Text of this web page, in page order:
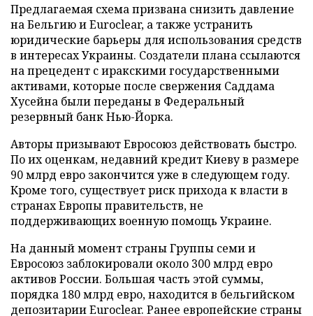
Предлагаемая схема призвана снизить давление
на Бельгию и Euroclear, а также устранить
юридические барьеры для использования средств
в интересах Украины. Создатели плана ссылаются
на прецедент с иракскими государственными
активами, которые после свержения Саддама
Хусейна были переданы в Федеральный
резервный банк Нью-Йорка.
Авторы призывают Евросоюз действовать быстро.
По их оценкам, недавний кредит Киеву в размере
90 млрд евро закончится уже в следующем году.
Кроме того, существует риск прихода к власти в
странах Европы правительств, не
поддерживающих военную помощь Украине.
На данный момент страны Группы семи и
Евросоюз заблокировали около 300 млрд евро
активов России. Большая часть этой суммы,
порядка 180 млрд евро, находится в бельгийском
депозитарии Euroclear. Ранее европейские страны